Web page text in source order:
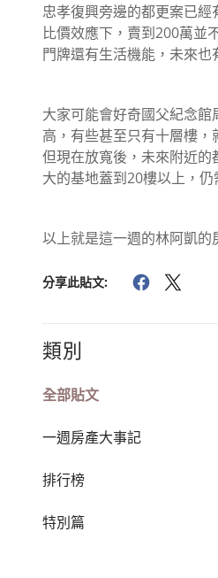
忠孝復興旁邊的都更案已
比價效應下，賣到200萬並
門牌還有生活機能，未來也
大家可能會好奇國父紀念館
高，有些甚至只有十層樓，
但現在放寬後，未來附近的
大的基地蓋到20樓以上，仍
以上就是這一週的林阿凱的
分享此貼文:
類別
全部貼文
一週房產大事記
排行榜
特別篇